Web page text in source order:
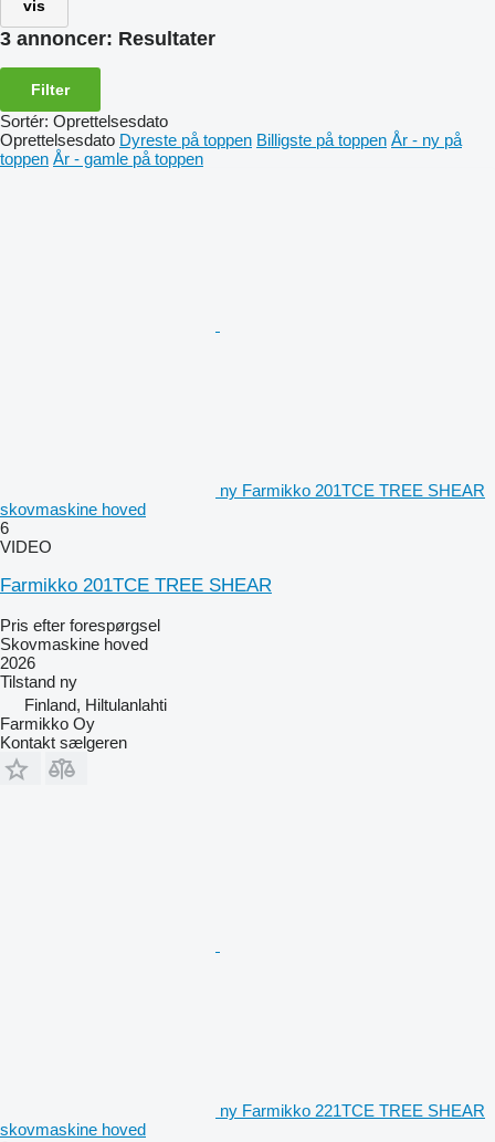
vis
3 annoncer: Resultater
Filter
Sortér: Oprettelsesdato
Oprettelsesdato Dyreste på toppen Billigste på toppen År - ny på
toppen År - gamle på toppen
ny Farmikko 201TCE TREE SHEAR
skovmaskine hoved
6
VIDEO
Farmikko 201TCE TREE SHEAR
Pris efter forespørgsel
Skovmaskine hoved
2026
Tilstand ny
Finland, Hiltulanlahti
Farmikko Oy
Kontakt sælgeren
ny Farmikko 221TCE TREE SHEAR
skovmaskine hoved